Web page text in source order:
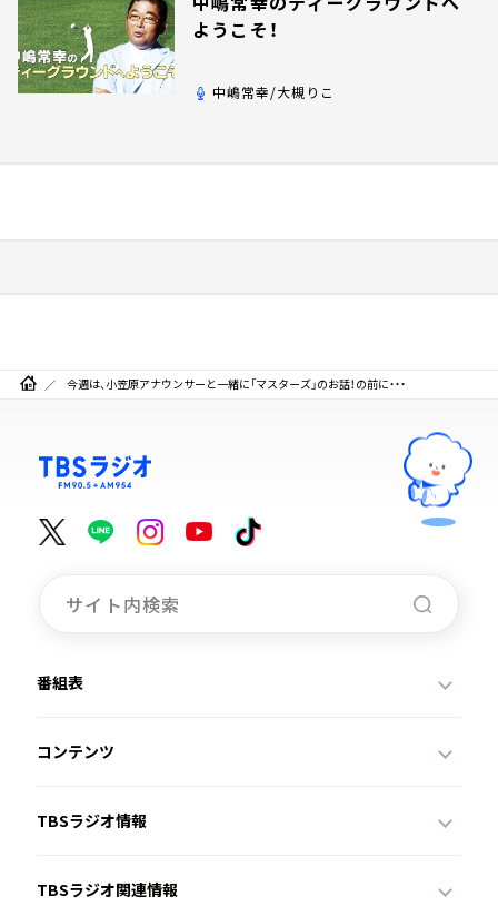
ようこそ！
中嶋常幸/大槻りこ
今週は、小笠原アナウンサーと一緒に「マスターズ」のお話！の前に・・・
番組表
コンテンツ
TBSラジオ情報
TBSラジオ関連情報